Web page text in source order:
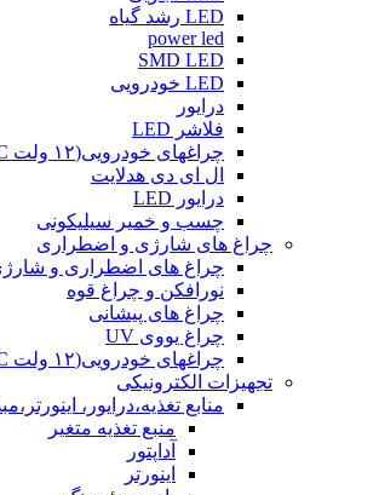
LED رشد گیاه
power led
SMD LED
LED خودرویی
درایور
فلاشر LED
چراغهای خودرویی(۱۲ ولت DC)
ال ای دی هدلایت
درایور LED
چسب و خمیر سیلیکونی
چراغ های شارژی و اضطراری
چراغ های اضطراری و
نورافکن و چراغ قوه
چراغ های پیشانی
چراغ یووی UV
چراغهای خودرویی(۱۲ ولت DC)
تجهیزات الکترونیکی
منابع تغذیه،درایور،
منبع تغذیه متغیر
آداپتور
اینورتر